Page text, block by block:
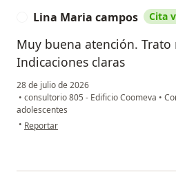
Lina Maria campos Cita
Muy buena atención. Trato
Indicaciones claras
28 de julio de 2026
• consultorio 805 - Edificio Coomeva •
adolescentes
• en opinión del usuario Lina Maria
Reportar